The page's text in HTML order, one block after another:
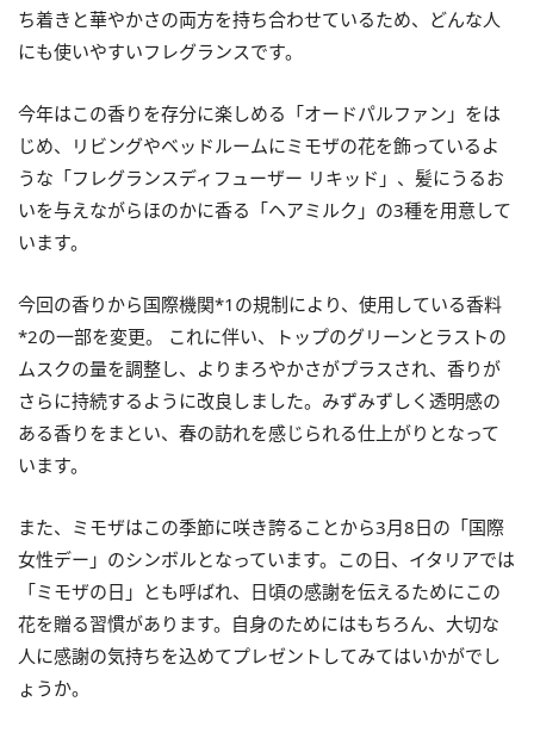
ち着きと華やかさの両方を持ち合わせているため、どんな人
にも使いやすいフレグランスです。
今年はこの香りを存分に楽しめる「オードパルファン」をは
じめ、リビングやベッドルームにミモザの花を飾っているよ
うな「フレグランスディフューザー リキッド」、髪にうるお
いを与えながらほのかに香る「ヘアミルク」の3種を用意して
います。
今回の香りから国際機関*1の規制により、使用している香料
*2の一部を変更。 これに伴い、トップのグリーンとラストの
ムスクの量を調整し、よりまろやかさがプラスされ、香りが
さらに持続するように改良しました。みずみずしく透明感の
ある香りをまとい、春の訪れを感じられる仕上がりとなって
います。
また、ミモザはこの季節に咲き誇ることから3月8日の「国際
女性デー」のシンボルとなっています。この日、イタリアでは
「ミモザの日」とも呼ばれ、日頃の感謝を伝えるためにこの
花を贈る習慣があります。自身のためにはもちろん、大切な
人に感謝の気持ちを込めてプレゼントしてみてはいかがでし
ょうか。